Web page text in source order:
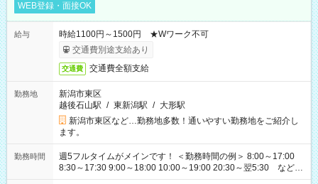
WEB登録・面接OK
給与
時給1100円～1500円 ★Wワーク不可
交通費別途支給あり
交通費 交通費全額支給
勤務地
新潟市東区
越後石山駅 / 東新潟駅 / 大形駅
新潟市東区など…勤務地多数！通いやすい勤務地をご紹介し
ます。
勤務時間
週5フルタイムがメインです！ ＜勤務時間の例＞ 8:00～17:00
8:30～17:30 9:00～18:00 10:00～19:00 20:30～翌5:30 など ★
その他にも勤務時間多数！ 日勤のみ、残業なし、交替制など